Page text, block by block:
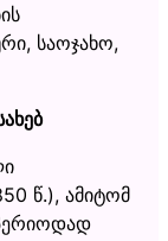
საოჯახო,
წ.), ამიტომ